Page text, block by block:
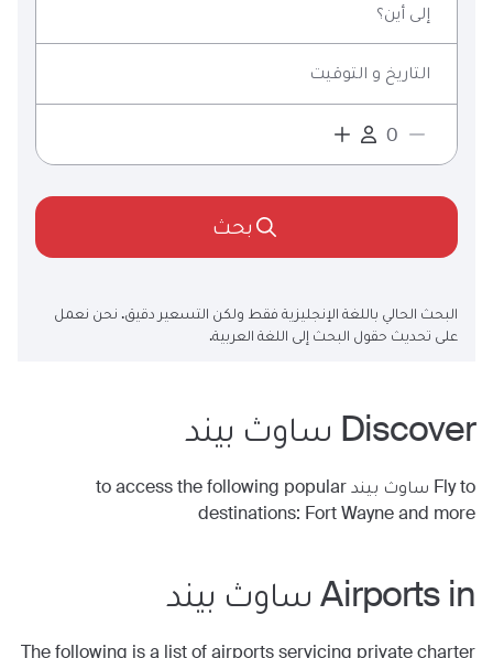
إلى أين؟
التاريخ و التوقيت
بحث
البحث الحالي باللغة الإنجليزية فقط ولكن التسعير دقيق. نحن نعمل
على تحديث حقول البحث إلى اللغة العربية.
Discover ساوث بيند
Fly to ساوث بيندto access the following popular
destinations: Fort Wayneand more
Airports in ساوث بيند
The following is a list of airports servicing private charter